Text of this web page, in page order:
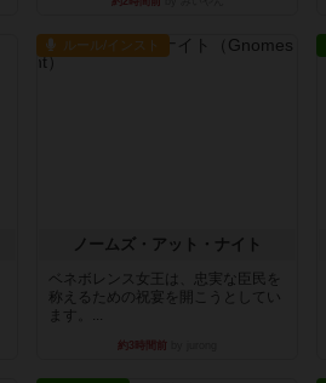
ルール/インスト
ノームズ・アット・ナイト
ベネボレンス女王は、忠実な臣民を
称えるための祝宴を開こうとしてい
ます。...
約3時間前